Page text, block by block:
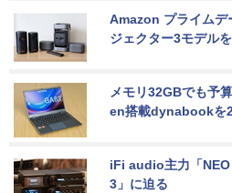
Amazon プライムデ
ジェクター3モデル
メモリ32GBでも予
en搭載dynabookを
iFi audio主力「
3」に迫る